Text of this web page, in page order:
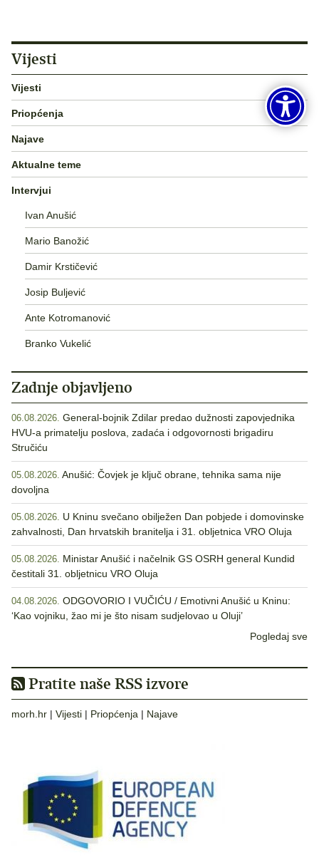
Vijesti
Vijesti
Priopćenja
Najave
Aktualne teme
Intervjui
Ivan Anušić
Mario Banožić
Damir Krstičević
Josip Buljević
Ante Kotromanović
Branko Vukelić
Zadnje objavljeno
06.08.2026. General-bojnik Zdilar predao dužnosti zapovjednika
HVU-a primatelju poslova, zadaća i odgovornosti brigadiru
Stručiću
05.08.2026. Anušić: Čovjek je ključ obrane, tehnika sama nije
dovoljna
05.08.2026. U Kninu svečano obilježen Dan pobjede i domovinske
zahvalnosti, Dan hrvatskih branitelja i 31. obljetnica VRO Oluja
05.08.2026. Ministar Anušić i načelnik GS OSRH general Kundid
čestitali 31. obljetnicu VRO Oluja
04.08.2026. ODGOVORIO I VUČIĆU / Emotivni Anušić u Kninu:
‘Kao vojniku, žao mi je što nisam sudjelovao u Oluji’
Pogledaj sve
Pratite naše RSS izvore
morh.hr | Vijesti | Priopćenja | Najave